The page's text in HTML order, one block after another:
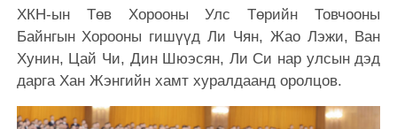
ХКН-ын Төв Хорооны Улс Төрийн Товчооны
Байнгын Хорооны гишүүд Ли Чян, Жао Лэжи, Ван
Хунин, Цай Чи, Дин Шюэсян, Ли Си нар улсын дэд
дарга Хан Жэнгийн хамт хуралдаанд оролцов.